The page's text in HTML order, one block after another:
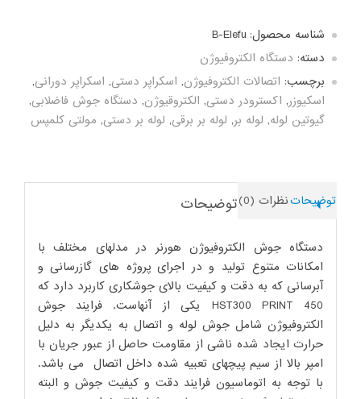
شناسه محصول: B-Elefu
دسته: دستگاه الکتروفیوژن
برچسب: اتصالات الکتروفیوژن, اسکراپر دستی, اسکراپر دورانی,
اسکیوزر, اکسترودر دستی, الکتروقیوژن, دستگاه جوش فاضلابی,
گیوتین لوله, لوله بر, لوله بر برقی, لوله بر دستی, مولتی کلمپس
توضیحاتنظرات (0) توضیحات
دستگاه جوش الکتروفیوژن هورنر در مدلهای مختلف با
امکانات متنوع تولید و در اجرای پروژه های گازرسانی و
آبرسانی که به دقت و کیفیت بالای جوشکاری کاربرد دارد که
HST300 PRINT 450 یکی از آنهاست. فرایند جوش
الکتروفیوژن شامل جوش لوله و اتصال به یکدیگر به دلیل
حرارت ایجاد شده ناشی از مقاومت حاصل از عبور جریان با
امپر بالا از سیم پیچهای تعبیه شده داخل اتصال می باشد.
با توجه به اتوماسیون فرایند دقت و کیفیت جوش و البته